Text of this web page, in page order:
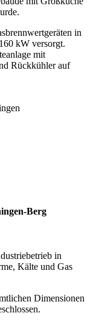
in
kW versorgt.
mit
Rückkühler auf
Berg
in
Kälte und Gas
Dimensionen